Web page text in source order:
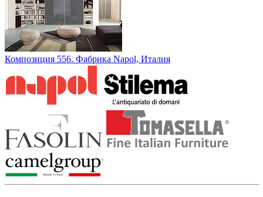
Композиция 556. Фабрика Napol, Италия